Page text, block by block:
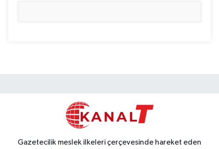
Gazetecilik meslek ilkeleri çerçevesinde hareket eden